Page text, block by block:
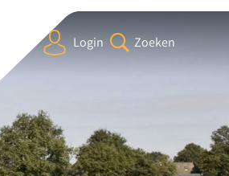
Login Zoeken